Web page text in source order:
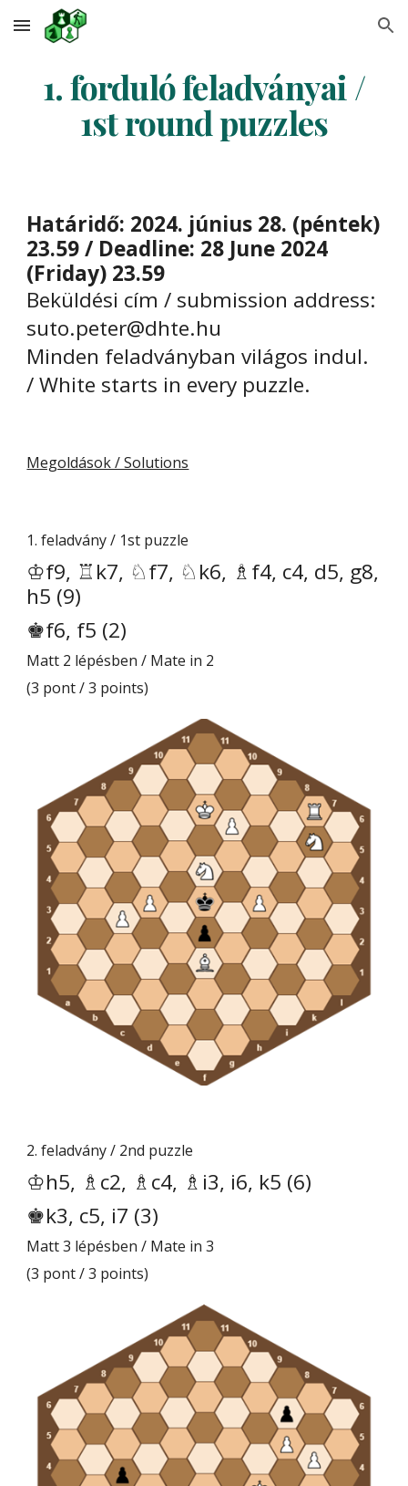
Skip to main content Skip to navigation
1. forduló feladványai /
1st round puzzles
Határidő: 2024. június 28. (péntek)
23.59 / Deadline: 28 June 2024
(Friday) 23.59
Beküldési cím / submission address:
suto.peter@dhte.hu
Minden feladványban világos indul.
/ White starts in every puzzle.
Megoldások / Solutions
1.feladvány / 1st puzzle
♔f9, ♖k7, ♘f7, ♘k6, ♗f4, c4, d5, g8,
h5 (9)
♚f6, f5 (2)
Matt 2 lépésben / Mate in 2
(3 pont /3 points)
2.feladvány / 2nd puzzle
♔h5, ♗c2, ♗c4, ♗i3, i6, k5 (6)
♚k3, c5, i7 (3)
Matt 3 lépésben / Mate in 3
(3 pont / 3 points)